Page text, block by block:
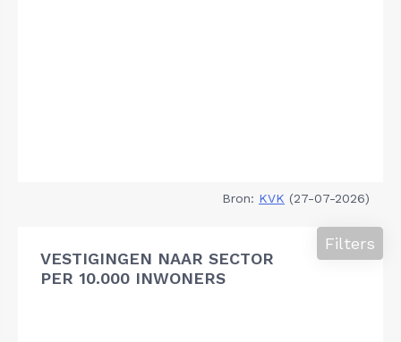
Bron: KVK (27-07-2026)
VESTIGINGEN NAAR SECTOR
PER 10.000 INWONERS
Filters